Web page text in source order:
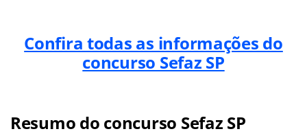
Confira todas as informações do
concurso Sefaz SP
Resumo do concurso Sefaz SP